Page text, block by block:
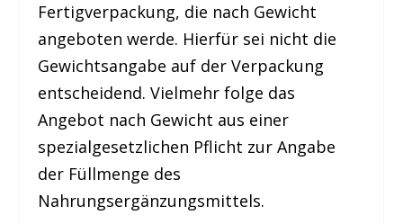
Fertigverpackung, die nach Gewicht
angeboten werde. Hierfür sei nicht die
Gewichtsangabe auf der Verpackung
entscheidend. Vielmehr folge das
Angebot nach Gewicht aus einer
spezialgesetzlichen Pflicht zur Angabe
der Füllmenge des
Nahrungsergänzungsmittels.